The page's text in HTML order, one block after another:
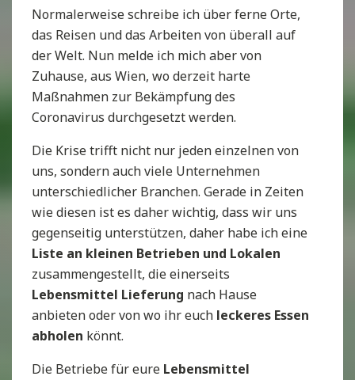
Normalerweise schreibe ich über ferne Orte,
das Reisen und das Arbeiten von überall auf
der Welt. Nun melde ich mich aber von
Zuhause, aus Wien, wo derzeit harte
Maßnahmen zur Bekämpfung des
Coronavirus durchgesetzt werden.
Die Krise trifft nicht nur jeden einzelnen von
uns, sondern auch viele Unternehmen
unterschiedlicher Branchen. Gerade in Zeiten
wie diesen ist es daher wichtig, dass wir uns
gegenseitig unterstützen, daher habe ich eine
Liste an kleinen Betrieben und Lokalen
zusammengestellt, die einerseits
Lebensmittel Lieferung nach Hause
anbieten oder von wo ihr euch leckeres Essen
abholen könnt.
Die Betriebe für eure Lebensmittel